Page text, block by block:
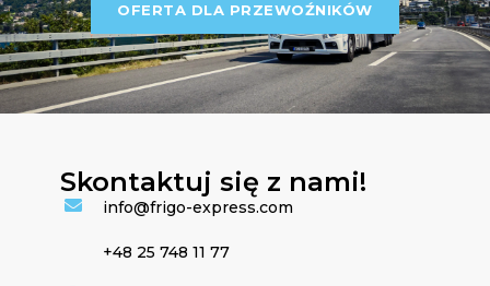
OFERTA DLA PRZEWOŹNIKÓW
Skontaktuj się z nami!
info@frigo-express.com
+48 25 748 11 77